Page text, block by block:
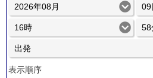
表示順序